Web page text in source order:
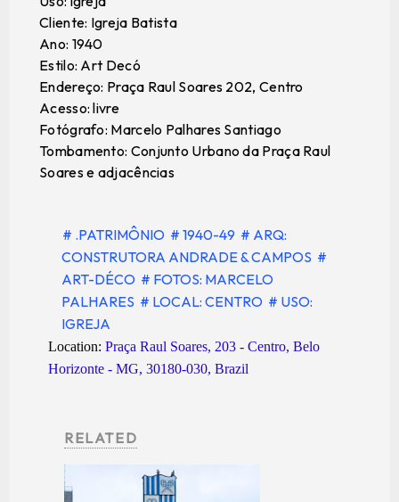
Cliente: Igreja Batista
Ano: 1940
Estilo: Art Decó
Endereço: Praça Raul Soares 202, Centro
Acesso: livre
Fotógrafo: Marcelo Palhares Santiago
Tombamento: Conjunto Urbano da Praça Raul
Soares e adjacências
# .PATRIMÔNIO # 1940-49 # ARQ:
CONSTRUTORA ANDRADE & CAMPOS #
ART-DÉCO # FOTOS: MARCELO
PALHARES # LOCAL: CENTRO # USO:
IGREJA
Location: Praça Raul Soares, 203 - Centro, Belo
Horizonte - MG, 30180-030, Brazil
RELATED